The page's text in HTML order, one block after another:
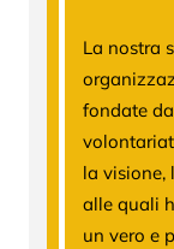
La nostra
fondate
la visione,
alle quali
un vero e